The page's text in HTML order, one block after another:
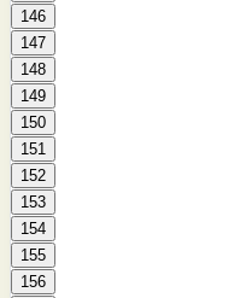
146
147
148
149
150
151
152
153
154
155
156